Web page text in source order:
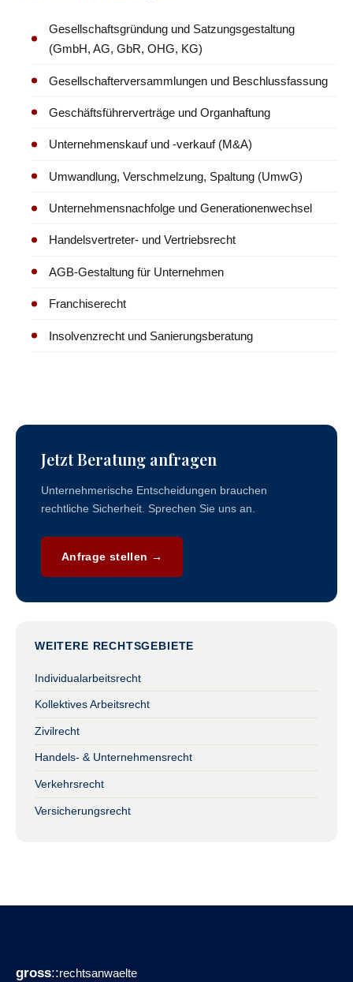
Gesellschaftsgründung und Satzungsgestaltung
(GmbH, AG, GbR, OHG, KG)
Gesellschafterversammlungen und Beschlussfassung
Geschäftsführerverträge und Organhaftung
Unternehmenskauf und -verkauf (M&A)
Umwandlung, Verschmelzung, Spaltung (UmwG)
Unternehmensnachfolge und Generationenwechsel
Handelsvertreter- und Vertriebsrecht
AGB-Gestaltung für Unternehmen
Franchiserecht
Insolvenzrecht und Sanierungsberatung
Jetzt Beratung anfragen
Unternehmerische Entscheidungen brauchen
rechtliche Sicherheit. Sprechen Sie uns an.
Anfrage stellen →
WEITERE RECHTSGEBIETE
Individualarbeitsrecht
Kollektives Arbeitsrecht
Zivilrecht
Handels- & Unternehmensrecht
Verkehrsrecht
Versicherungsrecht
gross::rechtsanwaelte